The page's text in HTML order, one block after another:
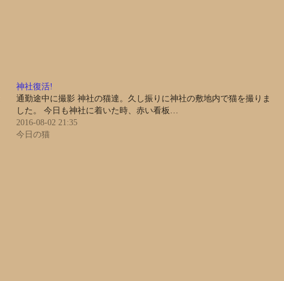
神社復活!
通勤途中に撮影 神社の猫達。久し振りに神社の敷地内で猫を撮りま
した。 今日も神社に着いた時、赤い看板…
2016-08-02 21:35
今日の猫